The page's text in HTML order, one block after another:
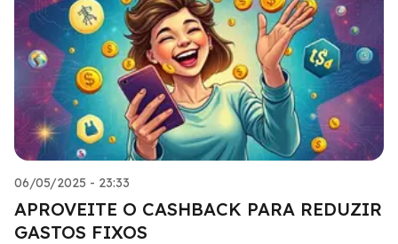
06/05/2025 - 23:33
APROVEITE O CASHBACK PARA REDUZIR
GASTOS FIXOS